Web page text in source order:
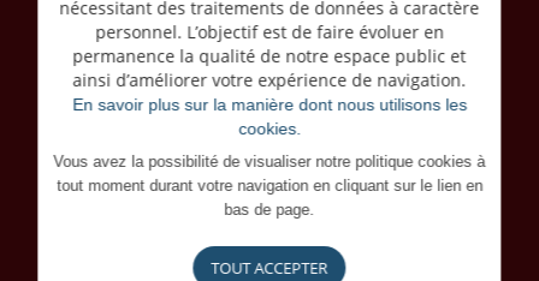
nécessitant des traitements de données à caractère
personnel. L’objectif est de faire évoluer en
permanence la qualité de notre espace public et
ainsi d’améliorer votre expérience de navigation.
En savoir plus sur la manière dont nous utilisons les
cookies.
Vous avez la possibilité de visualiser notre politique cookies à
tout moment durant votre navigation en cliquant sur le lien en
bas de page.
TOUT ACCEPTER